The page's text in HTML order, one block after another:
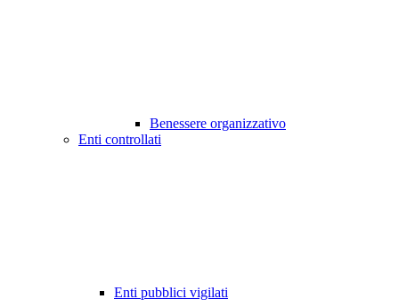
Benessere organizzativo
Enti controllati
Enti pubblici vigilati